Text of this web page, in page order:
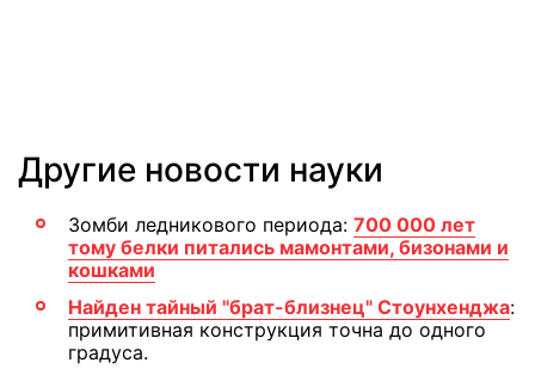
Другие новости науки
Зомби ледникового периода: 700 000 лет
тому белки питались мамонтами, бизонами и
кошками
Найден тайный "брат-близнец" Стоунхенджа:
примитивная конструкция точна до одного
градуса.